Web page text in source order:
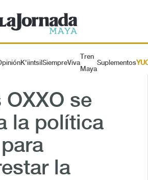
K'iintsil SiempreViva
Tren
Maya
Suplementos
se
la política
la